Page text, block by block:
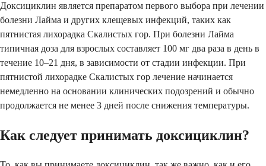
Доксициклин является препаратом первого выбора при лечении
болезни Лайма и других клещевых инфекций, таких как
пятнистая лихорадка Скалистых гор. При болезни Лайма
типичная доза для взрослых составляет 100 мг два раза в день в
течение 10–21 дня, в зависимости от стадии инфекции. При
пятнистой лихорадке Скалистых гор лечение начинается
немедленно на основании клинических подозрений и обычно
продолжается не менее 3 дней после снижения температуры.
Как следует принимать доксициклин?